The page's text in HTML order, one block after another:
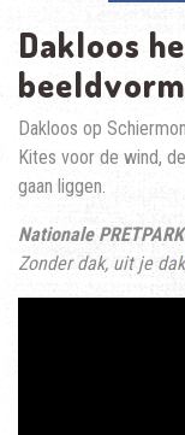
Dakloos
Dakloos op
Kites voor de wind,
gaan liggen.
Nationale
Zonder dak, uit je